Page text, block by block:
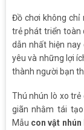
Đồ chơi không chỉ
trẻ phát triển toàn
dẫn nhất hiện nay
yêu và những lợi
thành người bạn
Thú nhún lò xo trẻ
giãn nhằm tái
Mẫu con vật nhún